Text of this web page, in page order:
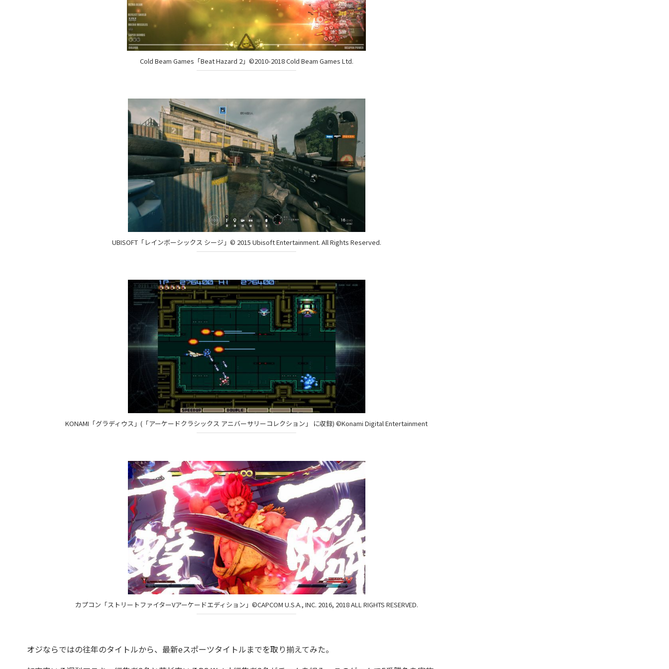
Cold Beam Games「Beat Hazard 2」©2010-2018 Cold Beam Games Ltd.
UBISOFT「レインボーシックス シージ」© 2015 Ubisoft Entertainment. All Rights Reserved.
KONAMI「グラディウス」(「アーケードクラシックス アニバーサリーコレクション」 に収録) ©Konami Digital Entertainment
カプコン「ストリートファイターVアーケードエディション」©CAPCOM U.S.A., INC. 2016, 2018 ALL RIGHTS RESERVED.
オジならではの往年のタイトルから、最新eスポーツタイトルまでを取り揃えてみた。